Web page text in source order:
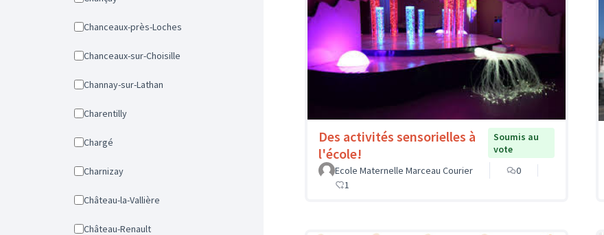
Chanceaux-près-Loches
Chanceaux-sur-Choisille
Channay-sur-Lathan
Charentilly
Chargé
Charnizay
Château-la-Vallière
Château-Renault
Des activités sensorielles à
l'école!
Soumis au
vote
Ecole Maternelle Marceau Courier
0
1